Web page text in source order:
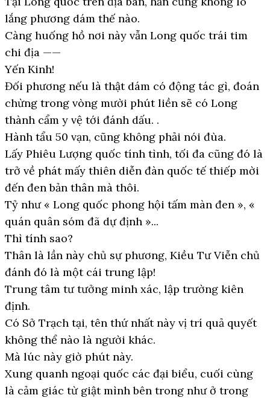
lắng phương dám thế nào.
Càng huống hồ nơi này vẫn Long quốc trái tim
chi địa ——
Yến Kinh!
Đối phương nếu là thật dám có động tác gì, đoán
chừng trong vòng mười phút liền sẽ có Long
thành cẩm y vệ tới đánh dấu. .
Hành tẩu 50 vạn, cũng không phải nói đùa.
Lấy Phiêu Lượng quốc tính tình, tối đa cũng đó là
trở về phát mấy thiên diễn đàn quốc tế thiếp mời
đến đen bản thân mà thôi.
Tỷ như « Long quốc phong hội tấm màn đen », «
quán quân sóm đã dự định »...
Thì tính sao?
Thân là lần này chủ sự phương, Kiều Tư Viễn chủ
đánh đó là một cái trung lập!
Trung tâm tư tưởng minh xác, lập trường kiên
định.
Có Sở Trạch tại, tên thứ nhất này vị trí quả quyết
không thể nào là người khác.
Mà lúc này giờ phút này.
Xung quanh ngoại quốc các đại biểu, cuối cùng
là cảm giác từ giật mình bên trong như ở trong